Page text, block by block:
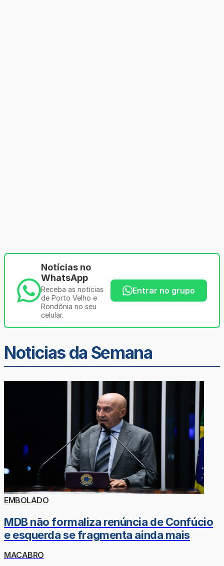
Notícias no
WhatsApp
Receba as notícias
de Porto Velho e
Rondônia no seu
celular.
Entrar no grupo
Noticias da Semana
EMBOLADO
MDB não formaliza renúncia de Confúcio
e esquerda se fragmenta ainda mais
MACABRO